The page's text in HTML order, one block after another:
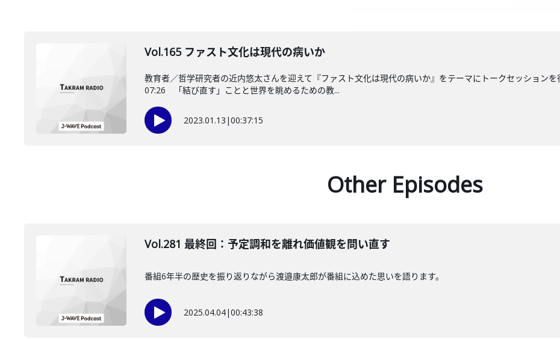
Vol.165 ファスト文化は現代の病いか
教育者／哲学研究者の近内悠太さんを迎えて『ファスト文化は現代の病いか』をテーマにトークセッション
07:26 「結び直す」ことと世界を眺めるための教...
2023.01.13 |00:37:15
Other Episodes
Vol.281 最終回：予定調和を離れ価値観を問い直す
番組6年半の歴史を振り返りながら渡邉康太郎が番組に込めた思いを語ります。
2025.04.04|00:43:38